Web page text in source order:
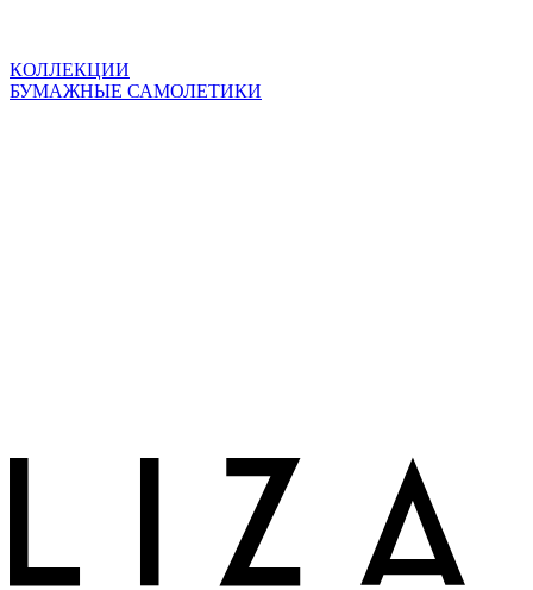
КОЛЛЕКЦИИ
БУМАЖНЫЕ САМОЛЕТИКИ